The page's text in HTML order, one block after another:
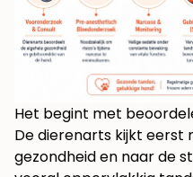
Het begint met
De dierenarts kijkt eerst
gezondheid en naar de